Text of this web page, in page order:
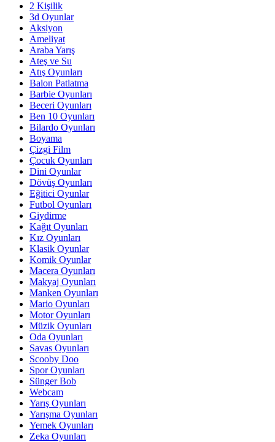
2 Kişilik
3d Oyunlar
Aksiyon
Ameliyat
Araba Yarış
Ateş ve Su
Atış Oyunları
Balon Patlatma
Barbie Oyunları
Beceri Oyunları
Ben 10 Oyunları
Bilardo Oyunları
Boyama
Çizgi Film
Çocuk Oyunları
Dini Oyunlar
Dövüş Oyunları
Eğitici Oyunlar
Futbol Oyunları
Giydirme
Kağıt Oyunları
Kız Oyunları
Klasik Oyunlar
Komik Oyunlar
Macera Oyunları
Makyaj Oyunları
Manken Oyunları
Mario Oyunları
Motor Oyunları
Müzik Oyunları
Oda Oyunları
Savas Oyunları
Scooby Doo
Spor Oyunları
Sünger Bob
Webcam
Yarış Oyunları
Yarışma Oyunları
Yemek Oyunları
Zeka Oyunları